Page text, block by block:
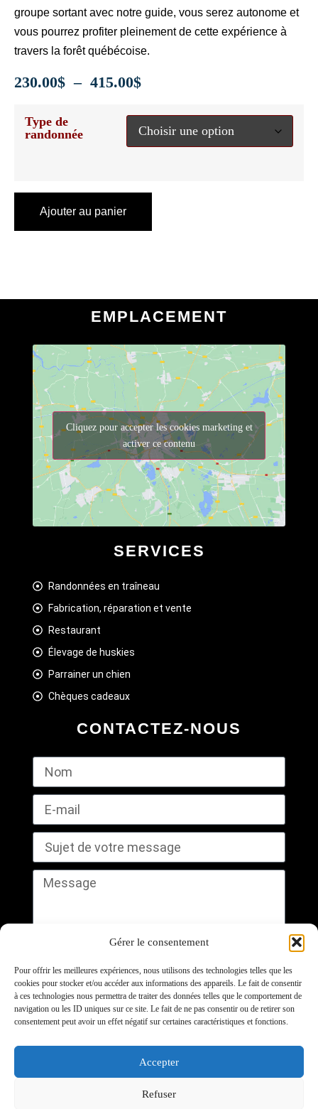
Gérer le consentement
Pour offrir les meilleures expériences, nous utilisons des technologies telles que les
cookies pour stocker et/ou accéder aux informations des appareils. Le fait de consentir
à ces technologies nous permettra de traiter des données telles que le comportement de
navigation ou les ID uniques sur ce site. Le fait de ne pas consentir ou de retirer son
consentement peut avoir un effet négatif sur certaines caractéristiques et fonctions.
Accepter
Refuser
groupe sortant avec notre guide, vous serez autonome et
vous pourrez profiter pleinement de cette expérience à
travers la forêt québécoise.
230.00$ – 415.00$
Type de
randonnée
Ajouter au panier
EMPLACEMENT
Cliquez pour accepter les cookies marketing et
activer ce contenu
SERVICES
Randonnées en traîneau
Fabrication, réparation et vente
Restaurant
Élevage de huskies
Parrainer un chien
Chèques cadeaux
CONTACTEZ-NOUS
Envoyer
Randonnée Mïcklà (Traîneau à chiens au Québec) - 320
route 116 Ouest, Plessisville, QC G6L 2Y2